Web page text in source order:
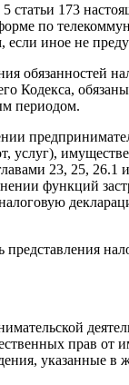
173
по
иное не
обязанностей
Кодекса,
периодом.
услуг),
23, 25, 26.1 и
функций
прав от
указанные в